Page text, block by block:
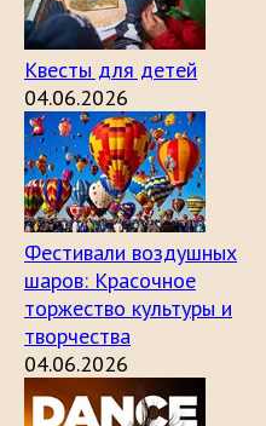
Квесты для детей
04.06.2026
Фестивали воздушных
шаров: Красочное
торжество культуры и
творчества
04.06.2026